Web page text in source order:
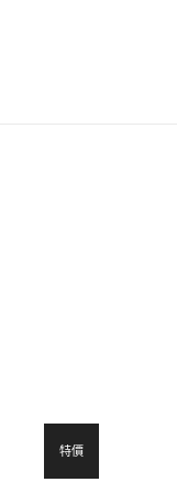
特價